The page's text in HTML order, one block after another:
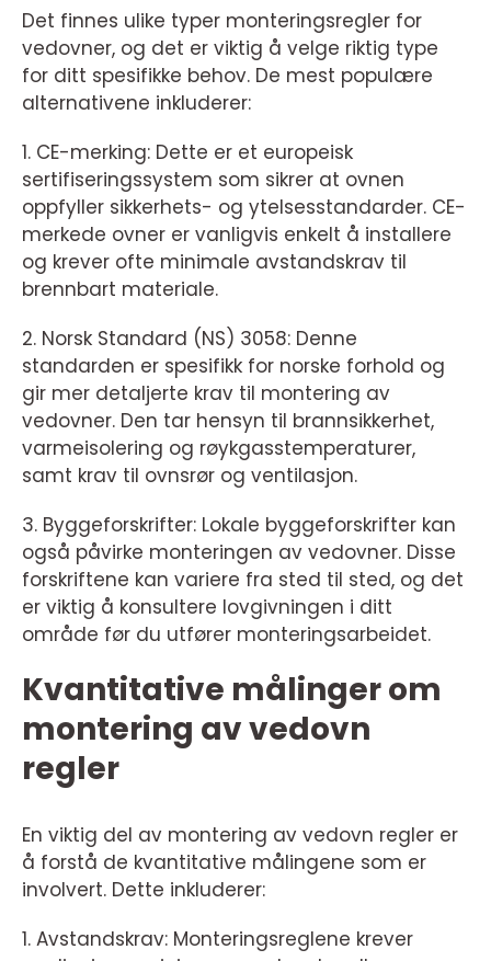
Det finnes ulike typer monteringsregler for
vedovner, og det er viktig å velge riktig type
for ditt spesifikke behov. De mest populære
alternativene inkluderer:
1. CE-merking: Dette er et europeisk
sertifiseringssystem som sikrer at ovnen
oppfyller sikkerhets- og ytelsesstandarder. CE-
merkede ovner er vanligvis enkelt å installere
og krever ofte minimale avstandskrav til
brennbart materiale.
2. Norsk Standard (NS) 3058: Denne
standarden er spesifikk for norske forhold og
gir mer detaljerte krav til montering av
vedovner. Den tar hensyn til brannsikkerhet,
varmeisolering og røykgasstemperaturer,
samt krav til ovnsrør og ventilasjon.
3. Byggeforskrifter: Lokale byggeforskrifter kan
også påvirke monteringen av vedovner. Disse
forskriftene kan variere fra sted til sted, og det
er viktig å konsultere lovgivningen i ditt
område før du utfører monteringsarbeidet.
Kvantitative målinger om
montering av vedovn
regler
En viktig del av montering av vedovn regler er
å forstå de kvantitative målingene som er
involvert. Dette inkluderer:
1. Avstandskrav: Monteringsreglene krever